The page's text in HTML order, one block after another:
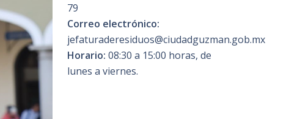
79
Correo electrónico:
jefaturaderesiduos@ciudadguzman.gob.mx
Horario: 08:30 a 15:00 horas, de
lunes a viernes.